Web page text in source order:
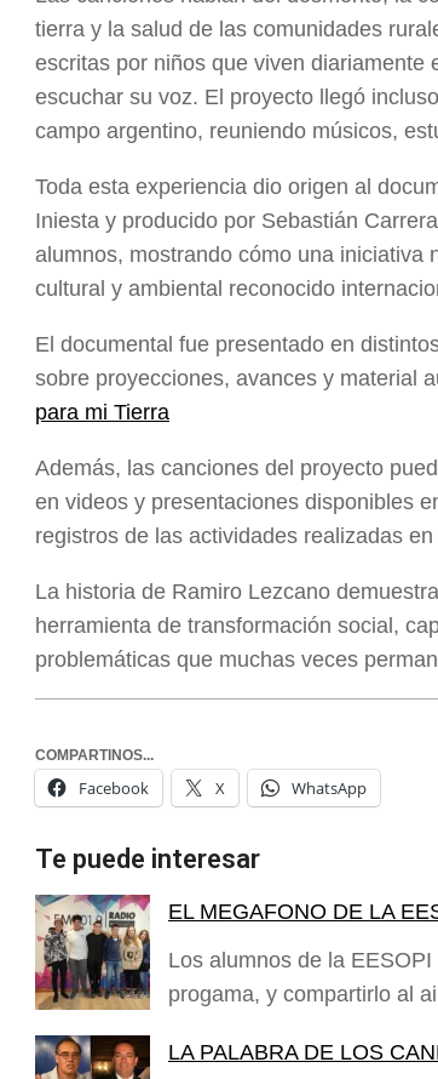
tierra y la salud de las comunidades
escritas por niños que viven
escuchar su voz. El proyecto llegó
campo argentino, reuniendo músicos,
Toda esta experiencia dio origen al
Iniesta y producido por Sebastián
alumnos, mostrando cómo una iniciativa
cultural y ambiental reconocido
El documental fue presentado en
sobre proyecciones, avances y material
para mi Tierra
Además, las canciones del proyecto
en videos y presentaciones disponibles
registros de las actividades realizadas
La historia de Ramiro Lezcano
herramienta de transformación social,
problemáticas que muchas veces
COMPARTINOS...
Facebook X WhatsApp
Te puede interesar
EL MEGAFONO DE LA
Los alumnos de la
progama, y compartirlo al
LA PALABRA DE LOS